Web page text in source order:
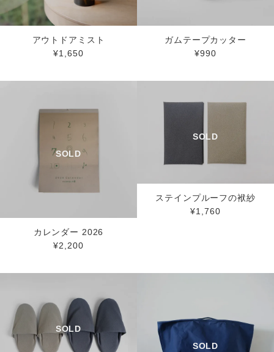
アウトドアミスト
¥1,650
ガムテープカッター
¥990
カレンダー 2026
¥2,200
ステインプルーフの袱紗
¥1,760